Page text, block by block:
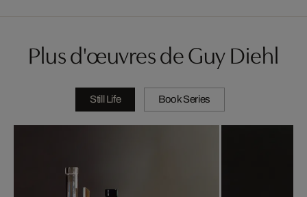
Plus d'œuvres de Guy Diehl
Still Life Book Series